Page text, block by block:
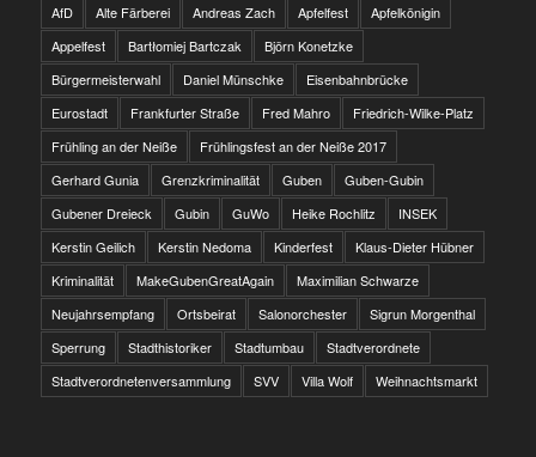
AfD
Alte Färberei Andreas Zach Apfelfest
Apfelkönigin
Appelfest
Bartłomiej Bartczak
Björn Konetzke
Bürgermeisterwahl
Daniel Münschke
Eisenbahnbrücke
Eurostadt
Frankfurter Straße Fred Mahro
Friedrich-Wilke-Platz
Frühling an der Neiße
Frühlingsfest an der Neiße 2017
Gerhard Gunia
Grenzkriminalität Guben
Guben-Gubin
Gubener Dreieck
Gubin GuWo Heike Rochlitz
INSEK
Kerstin Geilich
Kerstin Nedoma Kinderfest
Klaus-Dieter Hübner
Kriminalität
MakeGubenGreatAgain
Maximilian Schwarze
Neujahrsempfang
Ortsbeirat Salonorchester
Sigrun Morgenthal
Sperrung
Stadthistoriker Stadtumbau
Stadtverordnete
Stadtverordnetenversammlung
SVV Villa Wolf Weihnachtsmarkt